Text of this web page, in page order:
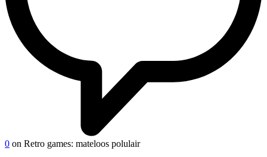
0 on Retro games: mateloos polulair